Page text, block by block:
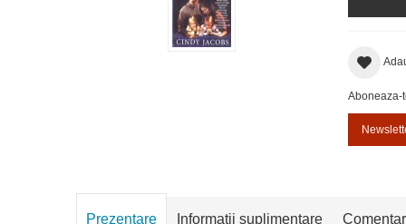
Aboneaza-
Prezentare Informatii suplimentare